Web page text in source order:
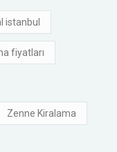
istanbul
fiyatları
Zenne Kiralama